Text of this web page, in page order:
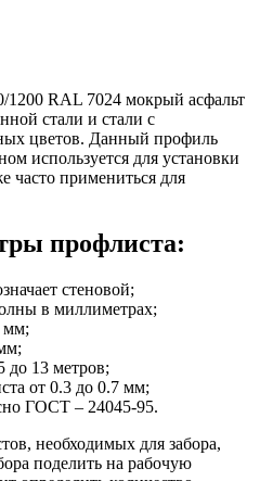
1200 RAL 7024 мокрый асфальт
стали и стали с
цветов. Данный профиль
используется для установки
часто примениться для
профлиста:
стеновой;
в миллиметрах;
мм;
до 13 метров;
от 0.3 до 0.7 мм;
ГОСТ – 24045-95.
необходимых для забора,
поделить на рабочую